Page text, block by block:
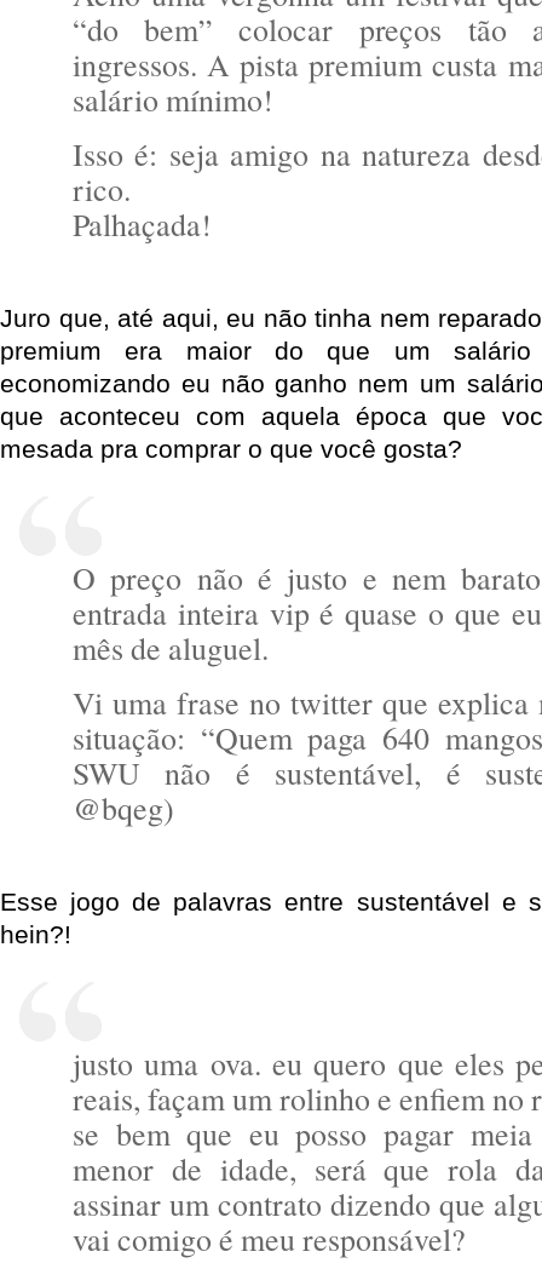
“do bem” colocar preços tão
ingressos. A pista premium custa
salário mínimo!
Isso é: seja amigo na natureza
rico.
Palhaçada!
Juro que, até aqui, eu não tinha nem
premium era maior do que um
economizando eu não ganho nem um
que aconteceu com aquela época que
mesada pra comprar o que você gosta?
O preço não é justo e nem
entrada inteira vip é quase o que
mês de aluguel.
Vi uma frase no twitter que explica
situação: “Quem paga 640
SWU não é sustentável, é
@bqeg)
Esse jogo de palavras entre sustentável e
hein?!
justo uma ova. eu quero que eles
reais, façam um rolinho e enfiem no
se bem que eu posso pagar
menor de idade, será que rola
assinar um contrato dizendo que
vai comigo é meu responsável?